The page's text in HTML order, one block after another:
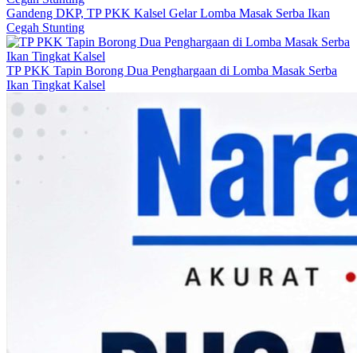
Gandeng DKP, TP PKK Kalsel Gelar Lomba Masak Serba Ikan
Cegah Stunting
TP PKK Tapin Borong Dua Penghargaan di Lomba Masak Serba
Ikan Tingkat Kalsel